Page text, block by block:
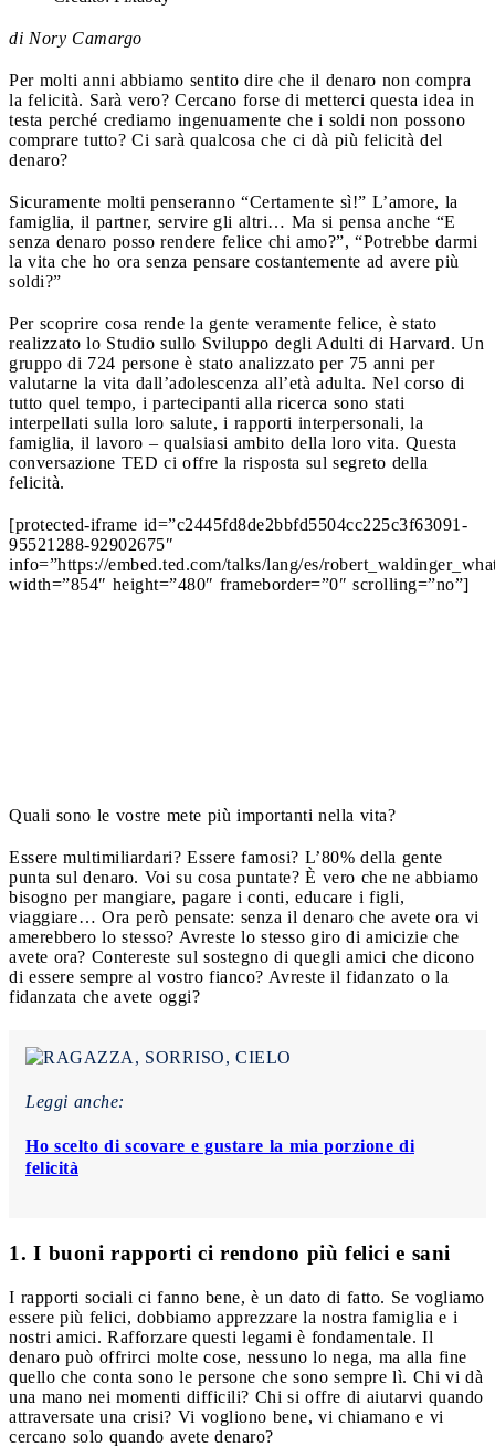
di Nory Camargo
Per molti anni abbiamo sentito dire che il denaro non compra
la felicità. Sarà vero? Cercano forse di metterci questa idea in
testa perché crediamo ingenuamente che i soldi non possono
comprare tutto? Ci sarà qualcosa che ci dà più felicità del
denaro?
Sicuramente molti penseranno “Certamente sì!” L’amore, la
famiglia, il partner, servire gli altri… Ma si pensa anche “E
senza denaro posso rendere felice chi amo?”, “Potrebbe darmi
la vita che ho ora senza pensare costantemente ad avere più
soldi?”
Per scoprire cosa rende la gente veramente felice, è stato
realizzato lo Studio sullo Sviluppo degli Adulti di Harvard. Un
gruppo di 724 persone è stato analizzato per 75 anni per
valutarne la vita dall’adolescenza all’età adulta. Nel corso di
tutto quel tempo, i partecipanti alla ricerca sono stati
interpellati sulla loro salute, i rapporti interpersonali, la
famiglia, il lavoro – qualsiasi ambito della loro vita. Questa
conversazione TED ci offre la risposta sul segreto della
felicità.
[protected-iframe id=”c2445fd8de2bbfd5504cc225c3f63091-
95521288-92902675″
info=”https://embed.ted.com/talks/lang/es/
width=”854″ height=”480″ frameborder=”0″ scrolling=”no”]
Quali sono le vostre mete più importanti nella vita?
Essere multimiliardari? Essere famosi? L’80% della gente
punta sul denaro. Voi su cosa puntate? È vero che ne abbiamo
bisogno per mangiare, pagare i conti, educare i figli,
viaggiare… Ora però pensate: senza il denaro che avete ora vi
amerebbero lo stesso? Avreste lo stesso giro di amicizie che
avete ora? Contereste sul sostegno di quegli amici che dicono
di essere sempre al vostro fianco? Avreste il fidanzato o la
fidanzata che avete oggi?
Leggi anche:
Ho scelto di scovare e gustare la mia porzione di
felicità
1. I buoni rapporti ci rendono più felici e sani
I rapporti sociali ci fanno bene, è un dato di fatto. Se vogliamo
essere più felici, dobbiamo apprezzare la nostra famiglia e i
nostri amici. Rafforzare questi legami è fondamentale. Il
denaro può offrirci molte cose, nessuno lo nega, ma alla fine
quello che conta sono le persone che sono sempre lì. Chi vi dà
una mano nei momenti difficili? Chi si offre di aiutarvi quando
attraversate una crisi? Vi vogliono bene, vi chiamano e vi
cercano solo quando avete denaro?